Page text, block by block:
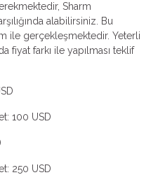
Sharm
alabilirsiniz. Bu
ile gerçekleşmektedir. Yeterli
fiyat farkı ile yapılması teklif
100 USD
250 USD